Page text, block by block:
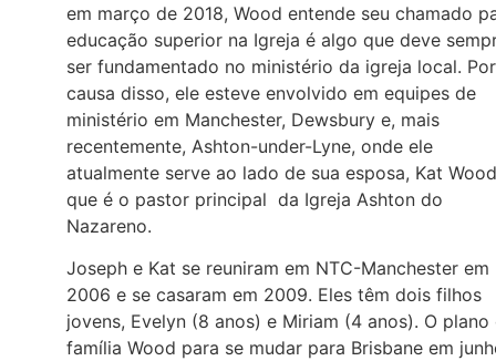
em março de 2018, Wood entende seu chamado
educação superior na Igreja é algo que deve
ser fundamentado no ministério da igreja local. Por
causa disso, ele esteve envolvido em equipes de
ministério em Manchester, Dewsbury e, mais
recentemente, Ashton-under-Lyne, onde ele
atualmente serve ao lado de sua esposa, Kat
que é o pastor principal da Igreja Ashton do
Nazareno.
Joseph e Kat se reuniram em NTC-Manchester em
2006 e se casaram em 2009. Eles têm dois filhos
jovens, Evelyn (8 anos) e Miriam (4 anos). O plano
família Wood para se mudar para Brisbane em